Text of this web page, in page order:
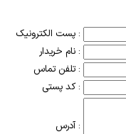
پست الکترونیک :
نام خریدار :
تلفن تماس :
کد پستی :
آدرس :